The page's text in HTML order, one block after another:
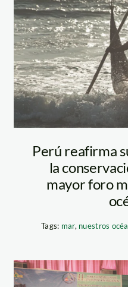
totora
wutz –
Perú reafirma
la
mayor foro
Tags: mar, nuestros